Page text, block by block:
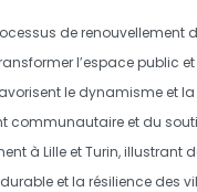
de renouvellement
l’espace public
le dynamisme et la
communautaire et du
à Lille etTurin, illustrant
durable et la résilience des